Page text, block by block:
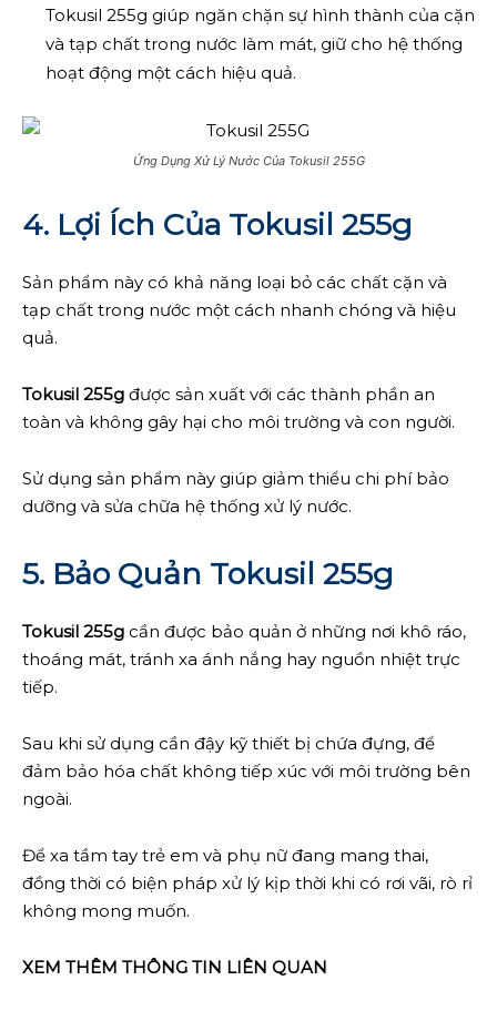
Tokusil 255g giúp ngăn chặn sự hình thành của cặn
và tạp chất trong nước làm mát, giữ cho hệ thống
hoạt động một cách hiệu quả.
Ứng Dụng Xử Lý Nước Của Tokusil 255G
4. Lợi Ích Của Tokusil 255g
Sản phẩm này có khả năng loại bỏ các chất cặn và
tạp chất trong nước một cách nhanh chóng và hiệu
quả.
Tokusil 255g được sản xuất với các thành phần an
toàn và không gây hại cho môi trường và con người.
Sử dụng sản phẩm này giúp giảm thiểu chi phí bảo
dưỡng và sửa chữa hệ thống xử lý nước.
5. Bảo Quản Tokusil 255g
Tokusil 255g cần được bảo quản ở những nơi khô ráo,
thoáng mát, tránh xa ánh nắng hay nguồn nhiệt trực
tiếp.
Sau khi sử dụng cần đậy kỹ thiết bị chứa đựng, để
đảm bảo hóa chất không tiếp xúc với môi trường bên
ngoài.
Để xa tầm tay trẻ em và phụ nữ đang mang thai,
đồng thời có biện pháp xử lý kịp thời khi có rơi vãi, rò rỉ
không mong muốn.
XEM THÊM THÔNG TIN LIÊN QUAN